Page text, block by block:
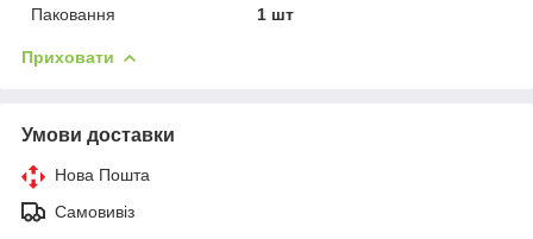
Паковання
1 шт
Приховати
Умови доставки
Нова Пошта
Самовивіз